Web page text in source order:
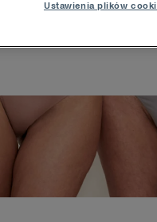
każdej kobiety.
po niektórych
Ustawienia plików